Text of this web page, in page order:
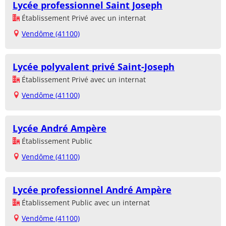
Lycée professionnel Saint Joseph
Établissement Privé avec un internat
Vendôme (41100)
Lycée polyvalent privé Saint-Joseph
Établissement Privé avec un internat
Vendôme (41100)
Lycée André Ampère
Établissement Public
Vendôme (41100)
Lycée professionnel André Ampère
Établissement Public avec un internat
Vendôme (41100)